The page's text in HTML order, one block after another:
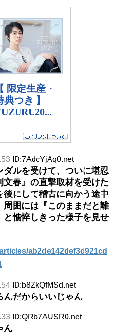
ID:7AdcYjAq0.net
ダルを受けて、ついに堪忍
春』の直撃取材を受けた
後にして稽古に向かう途中
周囲には『このままだと離
と憔悴しきった様子を見せ
ab2de142def3d921cd
ID:b8ZkQfMSd.net
んだからいいじゃん
ID:QRb7AUSR0.net
ん